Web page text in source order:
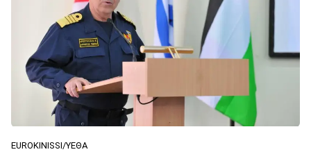
EUROKINISSI/ΥΕΘΑ